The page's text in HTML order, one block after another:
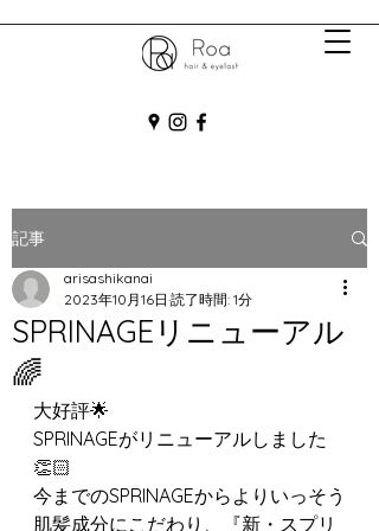
記事
SPRINAGEリニューアル
🌈
arisashikanai
2023年10月16日 読了時間: 1分
大好評🌟
SPRINAGEがリニューアルしました
👏🏻
今までのSPRINAGEからよりいっそう
肌髪成分にこだわり、『新・スプリ